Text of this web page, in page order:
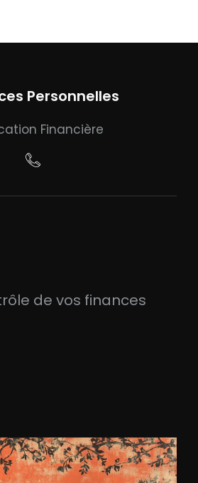
Personnelles
Financière
de vos finances